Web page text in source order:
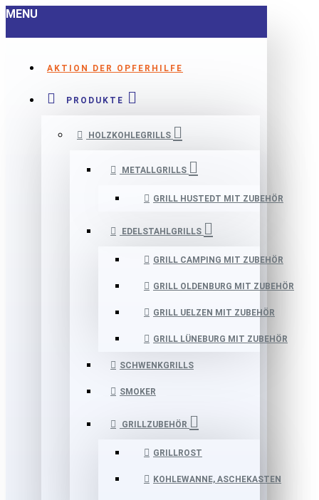
MENU
AKTION DER OPFERHILFE
PRODUKTE
HOLZKOHLEGRILLS
METALLGRILLS
GRILL HUSTEDT MIT ZUBEHÖR
EDELSTAHLGRILLS
GRILL CAMPING MIT ZUBEHÖR
GRILL OLDENBURG MIT ZUBEHÖR
GRILL UELZEN MIT ZUBEHÖR
GRILL LÜNEBURG MIT ZUBEHÖR
SCHWENKGRILLS
SMOKER
GRILLZUBEHÖR
GRILLROST
KOHLEWANNE, ASCHEKASTEN